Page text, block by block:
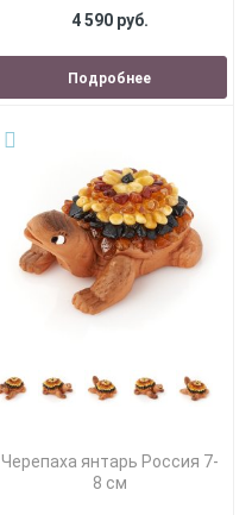
4 590 руб.
Подробнее
Черепаха янтарь Россия 7-
8 см